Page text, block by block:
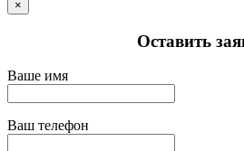
×
Оставить
Ваше имя
Ваш телефон